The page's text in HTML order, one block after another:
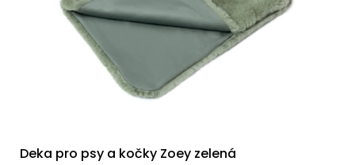
Deka pro psy a kočky Zoey zelená